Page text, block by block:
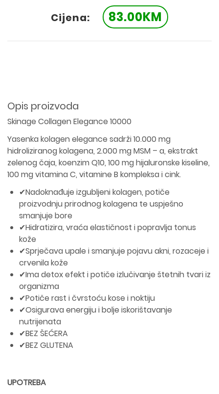
Cijena: 83.00KM
Opis proizvoda
Skinage Collagen Elegance 10000
Yasenka kolagen elegance sadrži 10.000 mg
hidroliziranog kolagena, 2.000 mg MSM – a, ekstrakt
zelenog čaja, koenzim Q10, 100 mg hijaluronske kiseline,
100 mg vitamina C, vitamine B kompleksa i cink.
✔Nadoknađuje izgubljeni kolagen, potiče
proizvodnju prirodnog kolagena te uspješno
smanjuje bore
✔Hidratizira, vraća elastičnost i popravlja tonus
kože
✔Sprječava upale i smanjuje pojavu akni, rozaceje i
crvenila kože
✔Ima detox efekt i potiče izlučivanje štetnih tvari iz
organizma
✔Potiče rast i čvrstoću kose i noktiju
✔Osigurava energiju i bolje iskorištavanje
nutrijenata
✔BEZ ŠEĆERA
✔BEZ GLUTENA
UPOTREBA